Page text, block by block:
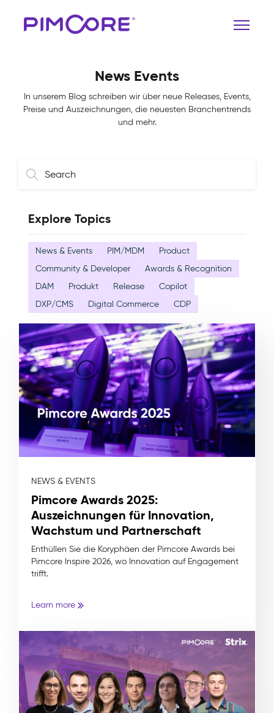
News Events
In unserem Blog schreiben wir über neue Releases, Events,
Preise und Auszeichnungen, die neuesten Branchentrends
und mehr.
Explore Topics
News & Events PIM/MDM
Product
Community & Developer
Awards & Recognition
DAM
Produkt Release
Copilot
DXP/CMS
Digital Commerce CDP
NEWS & EVENTS
Pimcore Awards 2025:
Auszeichnungen für Innovation,
Wachstum und Partnerschaft
Enthüllen Sie die Koryphäen der Pimcore Awards bei
Pimcore Inspire 2026, wo Innovation auf Engagement
trifft.
Learn more